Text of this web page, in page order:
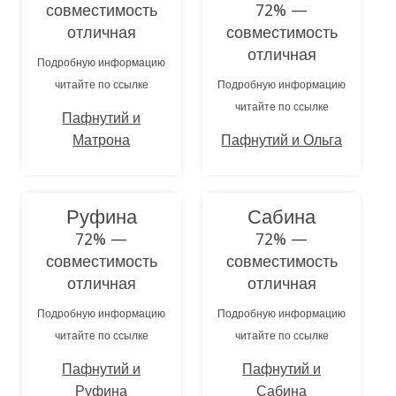
совместимость
отличная
Подробную информацию
читайте по ссылке
Пафнутий и
Матрона
72% —
совместимость
отличная
Подробную информацию
читайте по ссылке
Пафнутий и Ольга
Руфина
72% —
совместимость
отличная
Подробную информацию
читайте по ссылке
Пафнутий и
Руфина
Сабина
72% —
совместимость
отличная
Подробную информацию
читайте по ссылке
Пафнутий и
Сабина